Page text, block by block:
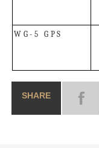
WG-5 GPS
SHARE